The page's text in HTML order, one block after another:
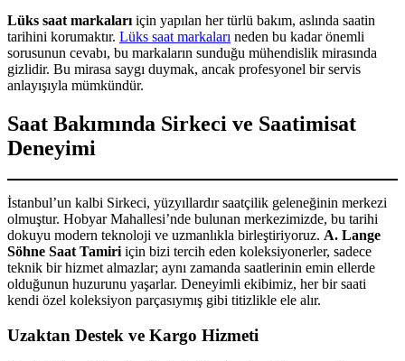
Lüks saat markaları için yapılan her türlü bakım, aslında saatin
tarihini korumaktır. Lüks saat markaları neden bu kadar önemli
sorusunun cevabı, bu markaların sunduğu mühendislik mirasında
gizlidir. Bu mirasa saygı duymak, ancak profesyonel bir servis
anlayışıyla mümkündür.
Saat Bakımında Sirkeci ve Saatimisat
Deneyimi
İstanbul’un kalbi Sirkeci, yüzyıllardır saatçilik geleneğinin merkezi
olmuştur. Hobyar Mahallesi’nde bulunan merkezimizde, bu tarihi
dokuyu modern teknoloji ve uzmanlıkla birleştiriyoruz. A. Lange
Söhne Saat Tamiri için bizi tercih eden koleksiyonerler, sadece
teknik bir hizmet almazlar; aynı zamanda saatlerinin emin ellerde
olduğunun huzurunu yaşarlar. Deneyimli ekibimiz, her bir saati
kendi özel koleksiyon parçasıymış gibi titizlikle ele alır.
Uzaktan Destek ve Kargo Hizmeti